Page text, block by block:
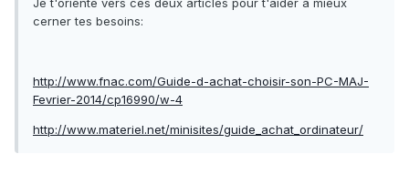
Je t'oriente vers ces deux articles pour t'aider à mieux
cerner tes besoins:
http://www.fnac.com/Guide-d-achat-choisir-son-PC-MAJ-
Fevrier-2014/cp16990/w-4
http://www.materiel.net/minisites/guide_achat_ordinateur/